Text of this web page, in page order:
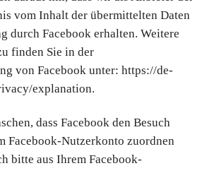
vom Inhalt der übermittelten Daten
durch Facebook erhalten. Weitere
finden Sie in der
von Facebook unter: https://de-
explanation.
dass Facebook den Besuch
Facebook-Nutzerkonto zuordnen
bitte aus Ihrem Facebook-